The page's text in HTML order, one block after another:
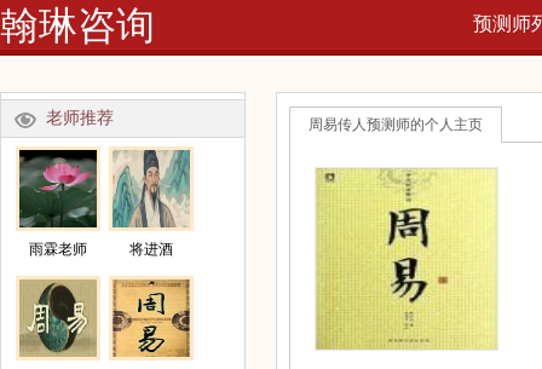
翰琳咨询
预测师
周易传人预测师的个人主页
老师推荐
雨霖老师 将进酒